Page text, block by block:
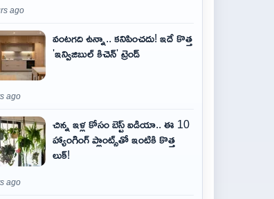
ago
వంటగది ఉన్నా.. కనిపించదు! ఇదే కొత్త
'ఇన్విజిబుల్ కిచెన్' ట్రెండ్
ago
చిన్న ఇళ్ల కోసం బెస్ట్ ఐడియా.. ఈ 10
హ్యాంగింగ్ ప్లాంట్స్‌తో ఇంటికి కొత్త
లుక్!
ago